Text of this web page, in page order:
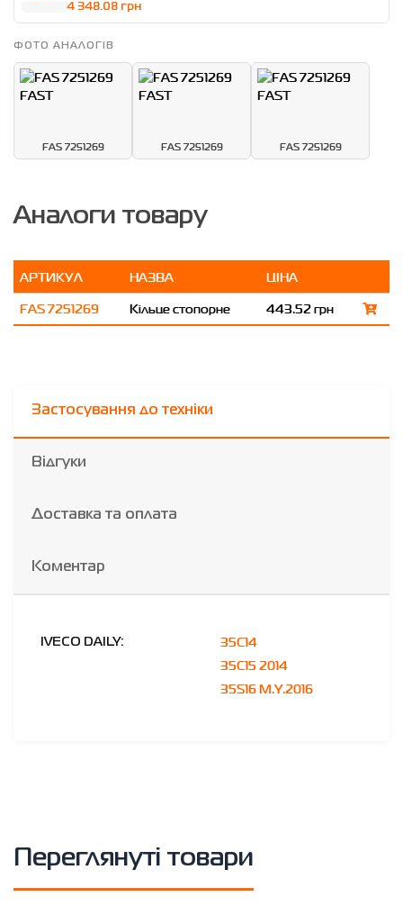
4 348.08 грн
ФОТО АНАЛОГІВ
FAS 7251269 FAS 7251269 FAS 7251269
Аналоги товару
АРТИКУЛ НАЗВА
ЦІНА
FAS 7251269
Кільце стопорне 443.52 грн
Застосування до техніки
Відгуки
Доставка та оплата
Коментар
IVECO DAILY:
35C14
35C15 2014
35S16 M.Y.2016
Переглянуті товари